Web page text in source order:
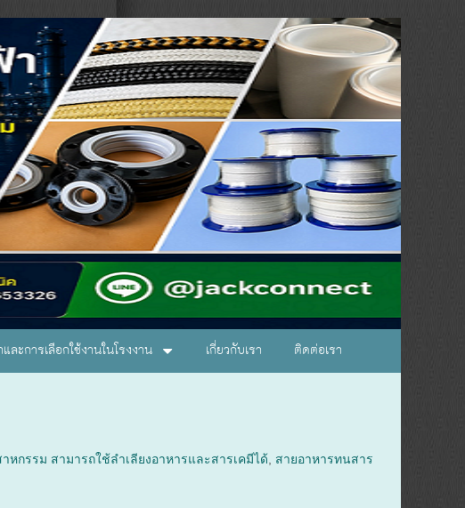
การเลือกใช้งานในโรงงาน เกี่ยวกับเรา ติดต่อเรา
กรรม สามารถใช้ลำเลียงอาหารและสารเคมีได้
สายอาหารทนสาร